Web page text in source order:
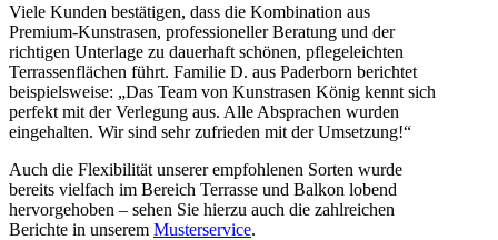
Viele Kunden bestätigen, dass die Kombination aus
Premium-Kunstrasen, professioneller Beratung und der
richtigen Unterlage zu dauerhaft schönen, pflegeleichten
Terrassenflächen führt. Familie D. aus Paderborn berichtet
beispielsweise: „Das Team von Kunstrasen König kennt sich
perfekt mit der Verlegung aus. Alle Absprachen wurden
eingehalten. Wir sind sehr zufrieden mit der Umsetzung!“
Auch die Flexibilität unserer empfohlenen Sorten wurde
bereits vielfach im Bereich Terrasse und Balkon lobend
hervorgehoben – sehen Sie hierzu auch die zahlreichen
Berichte in unserem Musterservice.